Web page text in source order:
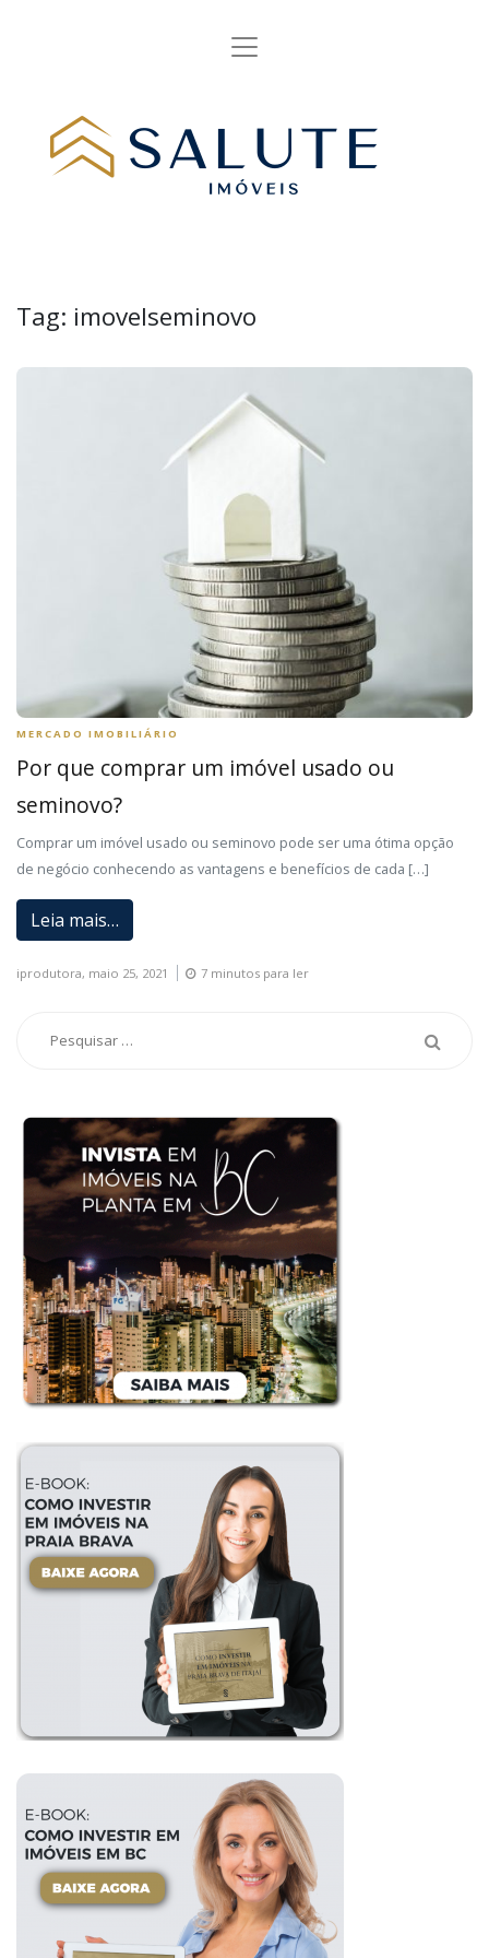
Tag: imovelseminovo
MERCADO IMOBILIÁRIO
Por que comprar um imóvel usado ou
seminovo?
Comprar um imóvel usado ou seminovo pode ser uma ótima opção
de negócio conhecendo as vantagens e benefícios de cada […]
Leia mais…
iprodutora, maio 25, 2021 7 minutos para ler